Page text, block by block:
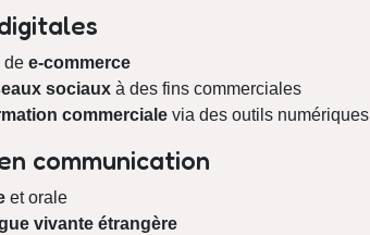
de e-commerce
sociauxà des fins commerciales
commercialevia des outils numériques
communication
et orale
vivante étrangère